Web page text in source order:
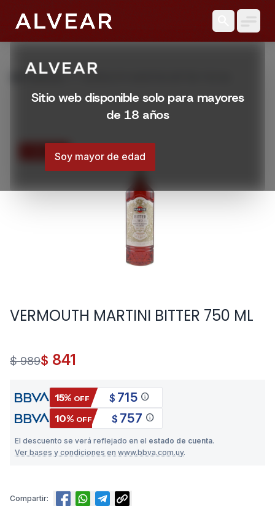
Sitio web disponible solo para mayores
de 18 años
Soy mayor de edad
Productos VERMOUTH MARTINI BITTER 750 ML
15% OFF
VERMOUTH MARTINI BITTER 750 ML
$ 989$ 841
15% OFF $ 715 info
10% OFF $ 757 info
El descuento se verá reflejado en el estado de cuenta.
Ver bases y condiciones en www.bbva.com.uy.
Compartir: